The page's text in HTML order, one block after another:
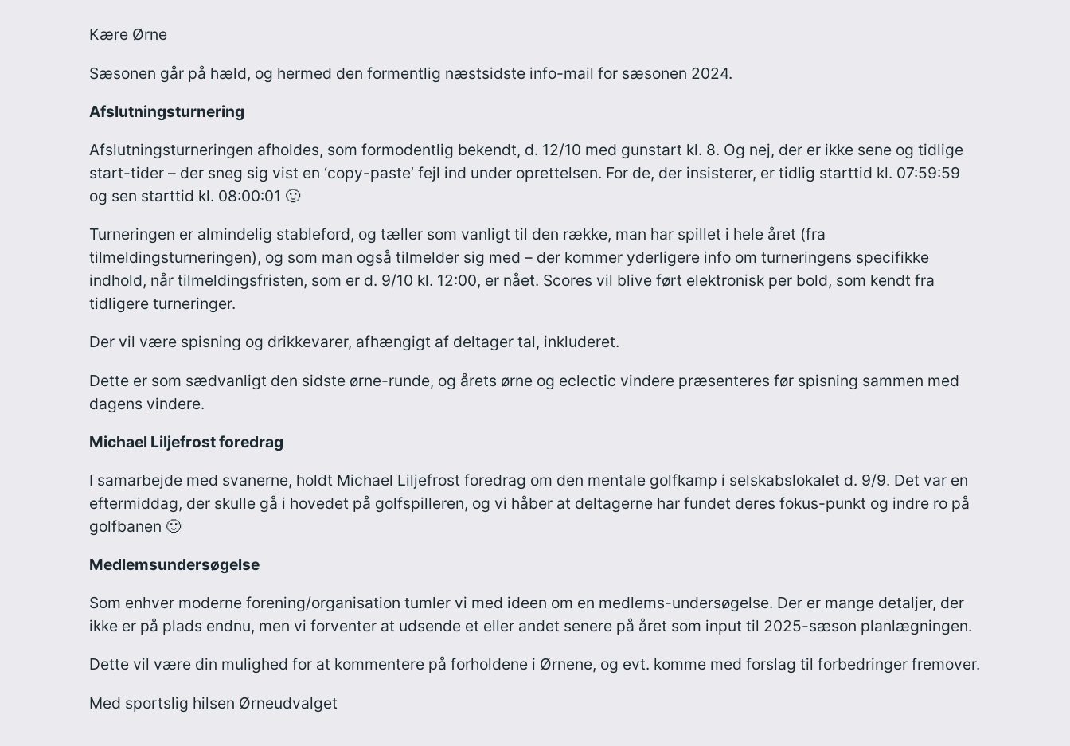
Kære Ørne
Sæsonen går på hæld, og hermed den formentlig næstsidste info-mail for sæsonen 2024.
Afslutningsturnering
Afslutningsturneringen afholdes, som formodentlig bekendt, d. 12/10 med gunstart kl. 8. Og nej, der er ikke sene og tidlige
start-tider – der sneg sig vist en ‘copy-paste’ fejl ind under oprettelsen. For de, der insisterer, er tidlig starttid kl. 07:59:59
og sen starttid kl. 08:00:01 🙂
Turneringen er almindelig stableford, og tæller som vanligt til den række, man har spillet i hele året (fra
tilmeldingsturneringen), og som man også tilmelder sig med – der kommer yderligere info om turneringens specifikke
indhold, når tilmeldingsfristen, som er d. 9/10 kl. 12:00, er nået. Scores vil blive ført elektronisk per bold, som kendt fra
tidligere turneringer.
Der vil være spisning og drikkevarer, afhængigt af deltager tal, inkluderet.
Dette er som sædvanligt den sidste ørne-runde, og årets ørne og eclectic vindere præsenteres før spisning sammen med
dagens vindere.
Michael Liljefrost foredrag
I samarbejde med svanerne, holdt Michael Liljefrost foredrag om den mentale golfkamp i selskabslokalet d. 9/9. Det var en
eftermiddag, der skulle gå i hovedet på golfspilleren, og vi håber at deltagerne har fundet deres fokus-punkt og indre ro på
golfbanen 🙂
Medlemsundersøgelse
Som enhver moderne forening/organisation tumler vi med ideen om en medlems-undersøgelse. Der er mange detaljer, der
ikke er på plads endnu, men vi forventer at udsende et eller andet senere på året som input til 2025-sæson planlægningen.
Dette vil være din mulighed for at kommentere på forholdene i Ørnene, og evt. komme med forslag til forbedringer fremover.
Med sportslig hilsen Ørneudvalget